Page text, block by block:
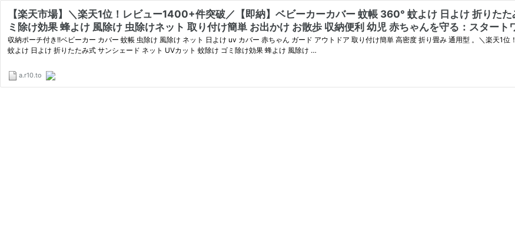
【楽天市場】＼楽天1位！レビュー1400+件突破／【即納】ベビーカーカバー 蚊帳 360° 蚊よけ 日よけ 折りた
ミ除け効果 蜂よけ 風除け 虫除けネット 取り付け簡単 お出かけ お散歩 収納便利 幼児 赤ちゃんを
収納ポーチ付き!!ベビーカー カバー 蚊帳 虫除け 風除け ネット 日よけ uv カバー 赤ちゃん ガード アウトドア 取り付け簡単 高密度 折り畳み 通用型 。＼楽天1
蚊よけ 日よけ 折りたたみ式 サンシェード ネット UVカット 蚊除け ゴミ除け効果 蜂よけ 風除け …
a.r10.to